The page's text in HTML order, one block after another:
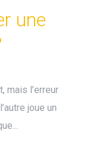
une
mais l’erreur
joue un